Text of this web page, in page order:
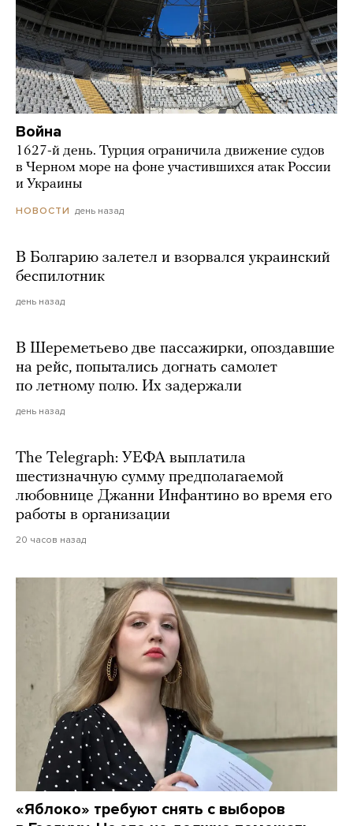
Война
1627-й день. Турция ограничила движение судов
в Черном море на фоне участившихся атак России
и Украины
НОВОСТИ день назад
В Болгарию залетел и взорвался украинский
беспилотник
день назад
В Шереметьево две пассажирки, опоздавшие
на рейс, попытались догнать самолет
по летному полю. Их задержали
день назад
The Telegraph: УЕФА выплатила
шестизначную сумму предполагаемой
любовнице Джанни Инфантино во время его
работы в организации
20 часов назад
«Яблоко» требуют снять с выборов